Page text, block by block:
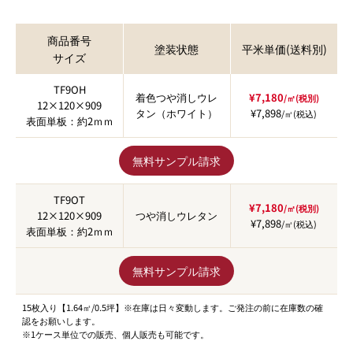
商品番号
サイズ
塗装状態 平米単価(送料別)
TF9OH
12×120×909
表面単板：約2ｍｍ
着色つや消しウレ
タン（ホワイト）
¥7,180/㎡(税別)
¥7,898/㎡(税込)
無料サンプル請求
TF9OT
12×120×909
表面単板：約2ｍｍ
つや消しウレタン
¥7,180/㎡(税別)
¥7,898/㎡(税込)
無料サンプル請求
15枚入り【1.64㎡/0.5坪】※在庫は日々変動します。ご発注の前に在庫数の確
認をお願いします。
※1ケース単位での販売、個人販売も可能です。